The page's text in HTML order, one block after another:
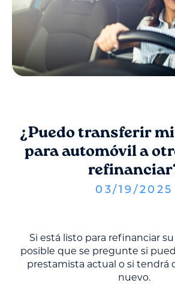
¿Puedo transferir
para automóvil a
03/ 19 / 2025
Si está listo para refinanciar
posible que se pregunte si
prestamista actual o si tendrá
nuevo.